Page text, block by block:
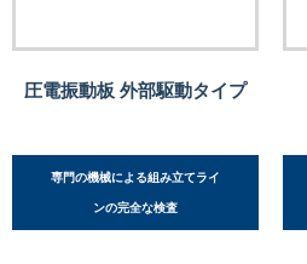
圧電振動板 外部駆動タイプ
専門の機械による組み立てライ
ンの完全な検査